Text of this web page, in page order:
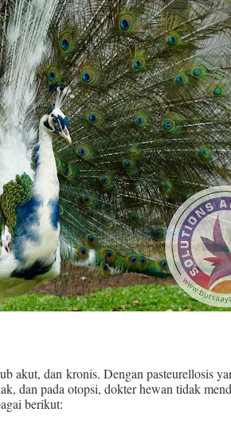
akut, dan kronis. Dengan pasteurellosis
dan pada otopsi, dokter hewan tidak
berikut: